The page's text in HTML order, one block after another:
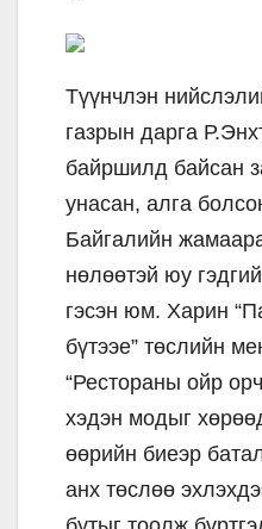
Түүнчлэн
газрын дарга
байршилд байсан
унасан, алга
Байгалийн
нөлөөтэй юу
гэсэн юм. Харин
бүтээе” төслийн
“Рестораны ойр
хэдэн модыг
өөрийн биеэр
анх төслөө